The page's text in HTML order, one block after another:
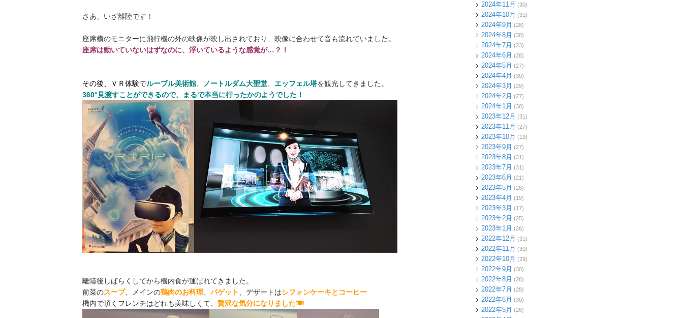
さあ、いざ離陸です！
座席横のモニターに飛行機の外の映像が映し出されており、映像に合わせて音も流れていました。
座席は動いていないはずなのに、浮いているような感覚が…？！
その後、ＶＲ体験でルーブル美術館 ノートルダム大聖堂 エッフェル塔を観光してきました。
360°見渡すことができるので、まるで本当に行ったかのようでした！
離陸後しばらくしてから機内食が運ばれてきました。
前菜のスープ、メインの鶏肉のお料理 バゲット 、デザートはシフォンケーキとコーヒー
機内で頂くフレンチはどれも美味しくて、 贅沢な気分になりました🍽
2024年11月 (30)
2024年10月 (31)
2024年9月 (28)
2024年8月 (30)
2024年7月 (23)
2024年6月 (28)
2024年5月 (27)
2024年4月 (30)
2024年3月 (29)
2024年2月 (27)
2024年1月 (30)
2023年12月 (31)
2023年11月 (27)
2023年10月 (19)
2023年9月 (27)
2023年8月 (31)
2023年7月 (31)
2023年6月 (21)
2023年5月 (26)
2023年4月 (19)
2023年3月 (17)
2023年2月 (25)
2023年1月 (26)
2022年12月 (31)
2022年11月 (30)
2022年10月 (29)
2022年9月 (30)
2022年8月 (28)
2022年7月 (28)
2022年6月 (30)
2022年5月 (26)